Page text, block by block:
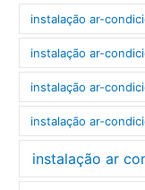
instalação ar-
instalação ar-
instalação ar-
instalação ar-
instalação ar